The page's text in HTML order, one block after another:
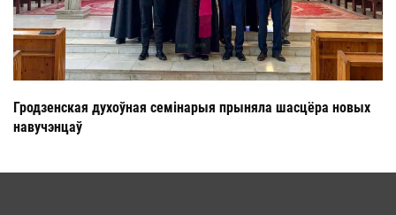
Гродзенская духоўная семінарыя прыняла шасцёра новых
навучэнцаў